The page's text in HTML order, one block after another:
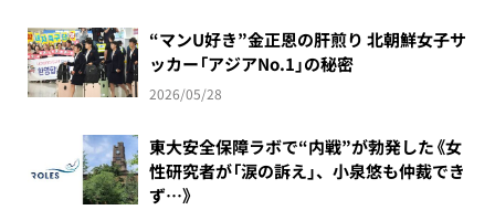
“マンU好き”金正恩の肝煎り 北朝鮮女子サ
ッカー「アジアNo.1」の秘密
2026/05/28
東大安全保障ラボで“内戦”が勃発した《女
性研究者が「涙の訴え」、小泉悠も仲裁でき
ず…》